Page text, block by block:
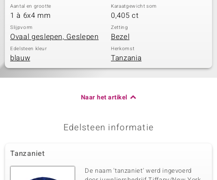
Aantal en grootte
1 à 6x4 mm
Karaatgewicht som
0,405 ct
Slijpvorm
Ovaal geslepen, Geslepen
Zetting
Bezel
Edelsteen kleur
blauw
Herkomst
Tanzania
Naar het artikel
Edelsteen informatie
Tanzaniet
De naam 'tanzaniet' werd ingevoerd